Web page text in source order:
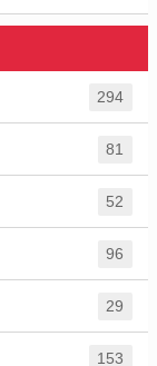
294
81
52
96
29
153